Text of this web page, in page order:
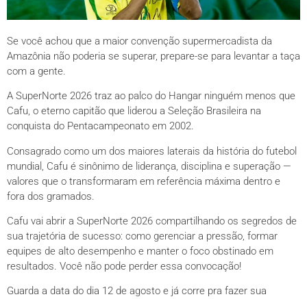
Se você achou que a maior convenção supermercadista da
Amazônia não poderia se superar, prepare-se para levantar a taça
com a gente.
A SuperNorte 2026 traz ao palco do Hangar ninguém menos que
Cafu, o eterno capitão que liderou a Seleção Brasileira na
conquista do Pentacampeonato em 2002.
Consagrado como um dos maiores laterais da história do futebol
mundial, Cafu é sinônimo de liderança, disciplina e superação —
valores que o transformaram em referência máxima dentro e
fora dos gramados.
Cafu vai abrir a SuperNorte 2026 compartilhando os segredos de
sua trajetória de sucesso: como gerenciar a pressão, formar
equipes de alto desempenho e manter o foco obstinado em
resultados. Você não pode perder essa convocação!
Guarda a data do dia 12 de agosto e já corre pra fazer sua